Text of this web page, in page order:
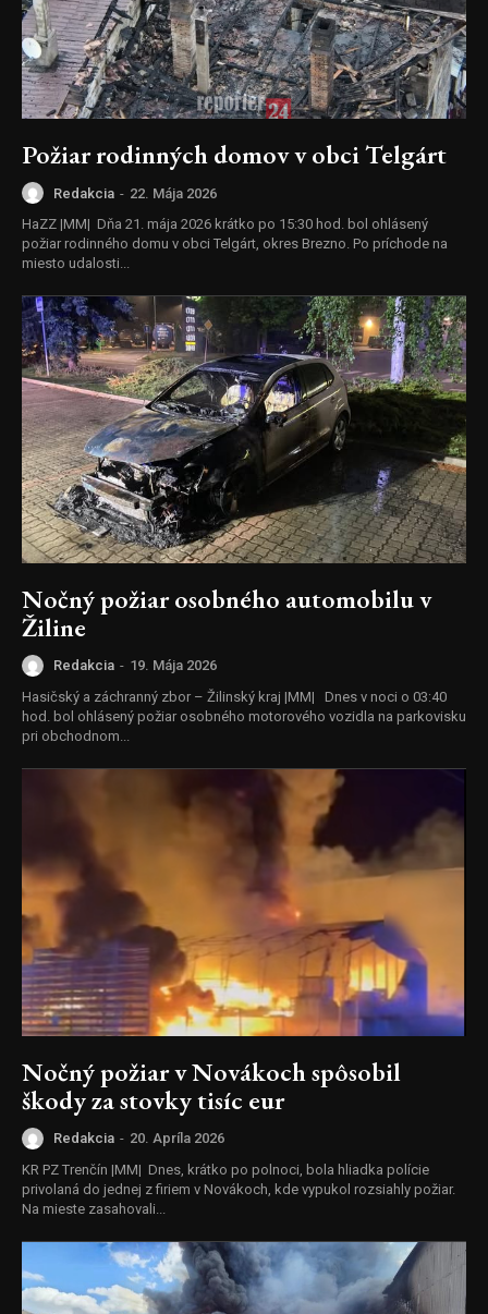
Požiar rodinných domov v obci Telgárt
Redakcia - 22. Mája 2026
HaZZ |MM| Dňa 21. mája 2026 krátko po 15:30 hod. bol ohlásený
požiar rodinného domu v obci Telgárt, okres Brezno. Po príchode na
miesto udalosti...
Nočný požiar osobného automobilu v
Žiline
Redakcia - 19. Mája 2026
Hasičský a záchranný zbor – Žilinský kraj |MM| Dnes v noci o 03:40
hod. bol ohlásený požiar osobného motorového vozidla na parkovisku
pri obchodnom...
Nočný požiar v Novákoch spôsobil
škody za stovky tisíc eur
Redakcia - 20. Apríla 2026
KR PZ Trenčín |MM| Dnes, krátko po polnoci, bola hliadka polície
privolaná do jednej z firiem v Novákoch, kde vypukol rozsiahly požiar.
Na mieste zasahovali...